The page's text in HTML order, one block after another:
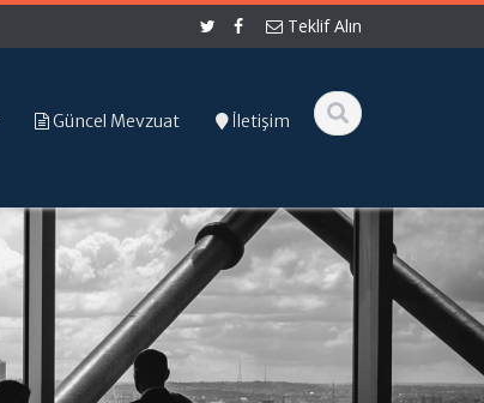
Teklif Alın
Güncel Mevzuat İletişim